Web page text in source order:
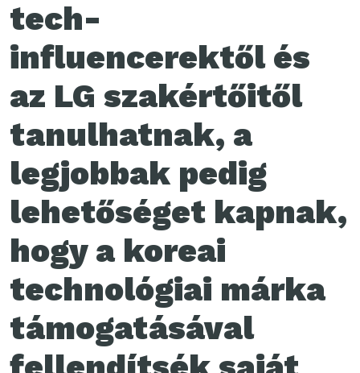
tech-
influencerektől és
az LG szakértőitől
tanulhatnak, a
legjobbak pedig
lehetőséget kapnak,
hogy a koreai
technológiai márka
támogatásával